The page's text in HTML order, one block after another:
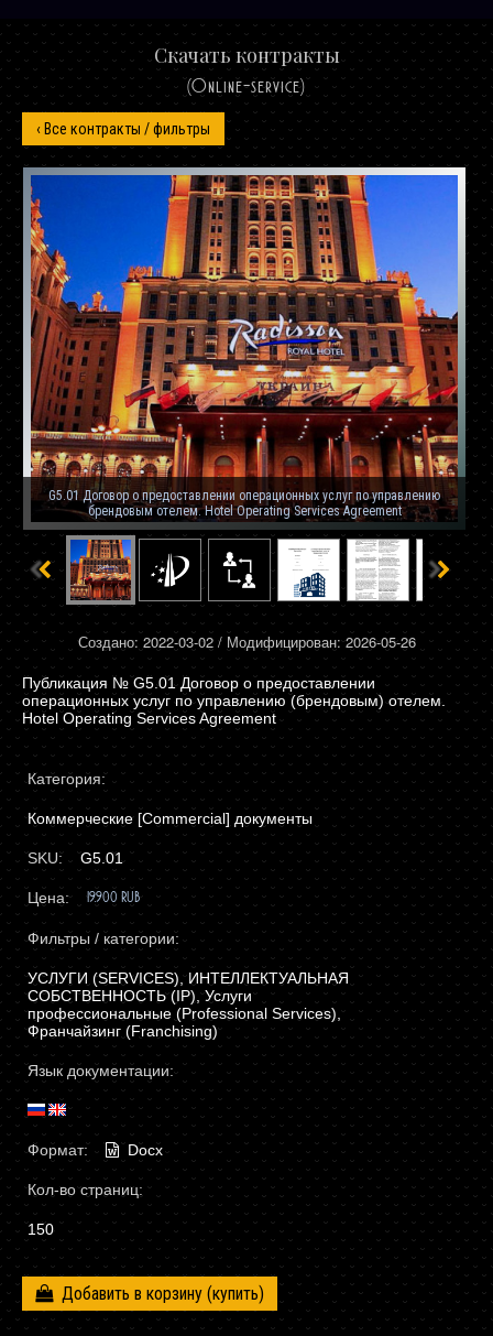
Скачать контракты
(Online-service)
G5.01 Договор о предоставлении операционных услуг по управлению
брендовым отелем. Hotel Operating Services Agreement
Создано: 2022-03-02 / Модифицирован: 2026-05-26
G5.01 Договор о предоставлении
операционных услуг по управлению (брендовым) отелем.
Hotel Operating Services Agreement
Категория:
Коммерческие [Commercial] документы
SKU: G5.01
Цена: 19.900 RUB
Фильтры / категории:
УСЛУГИ (SERVICES), ИНТЕЛЛЕКТУАЛЬНАЯ
СОБСТВЕННОСТЬ (IP), Услуги
профессиональные (Professional Services),
Франчайзинг (Franchising)
Язык документации:
Формат: Docx
Кол-во страниц:
150
Добавить в корзину